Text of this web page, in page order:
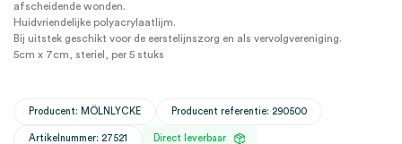
afscheidende wonden.
Huidvriendelijke polyacrylaatlijm.
Bij uitstek geschikt voor de eerstelijnszorg en als vervolgvereniging.
5cm x 7cm, steriel, per 5 stuks
Producent: MÖLNLYCKE Producent referentie: 290500
Artikelnummer: 27521 Direct leverbaar